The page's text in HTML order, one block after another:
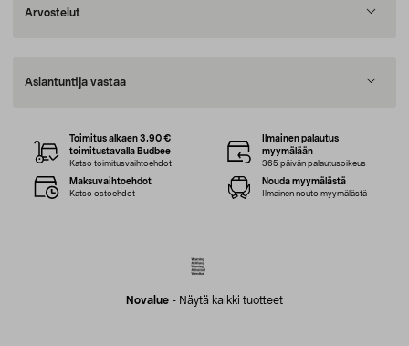
Arvostelut
Asiantuntija vastaa
Novalue - Näytä kaikki tuotteet
Toimitus alkaen 3,90 €
toimitustavalla Budbee
Katso toimitusvaihtoehdot
Ilmainen palautus
myymälään
365 päivän palautusoikeus
Maksuvaihtoehdot
Katso ostoehdot
Nouda myymälästä
Ilmainen nouto myymälästä